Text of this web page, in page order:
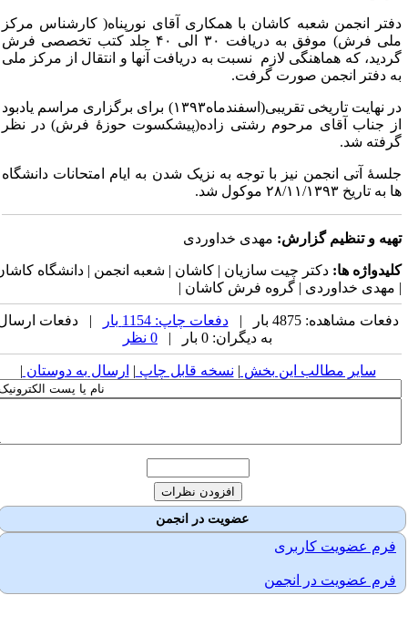
انجمن شعبه کاشان با همکاری آقای نورپناه( کارشناس مرکز
ملی فرش) موفق به دریافت ۳۰ الی ۴۰ جلد کتب تخصصی فرش
که هماهنگی لازم نسبت به دریافت آنها و انتقال از مرکز ملی
دفتر انجمن صورت گرفت.
در نهایت تاریخی تقریبی(اسفندماه۱۳۹۳) برای برگزاری مراسم یادبود
جناب آقای مرحوم رشتی زاده(پیشکسوت حوزۀ فرش) در نظر
شد.
آتی انجمن نیز با توجه به نزیک شدن به ایام امتحانات دانشگاه
تاریخ ۲۸/۱۱/۱۳۹۳ موکول شد.
و تنظیم گزارش: مهدی خداوردی
ها:دکتر چیت سازیان | کاشان | شعبه انجمن | دانشگاه کاشان
مهدی خداوردی | گروه فرش کاشان |
مشاهده: 4875 بار | دفعات چاپ: 1154 بار
| دفعات ارسال
به دیگران: 0 بار |
سایر مطالب این بخش | نسخه قابل چاپ| ارسال به دوستان|
عضویت در انجمن
فرم عضویت کاربری
فرم عضویت در انجمن